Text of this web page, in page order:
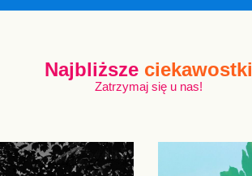
Najbliższe ciekawostki
Zatrzymaj się u nas!